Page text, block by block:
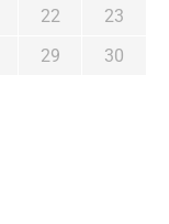
22
23
29
30